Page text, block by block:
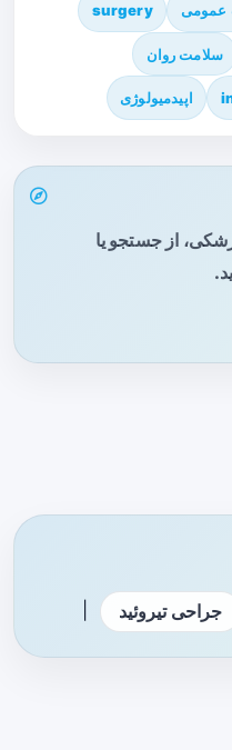
عمومی surgery
سلامت روان
اپیدمیولوژی
از جستجو یا
جراحی تیروئید